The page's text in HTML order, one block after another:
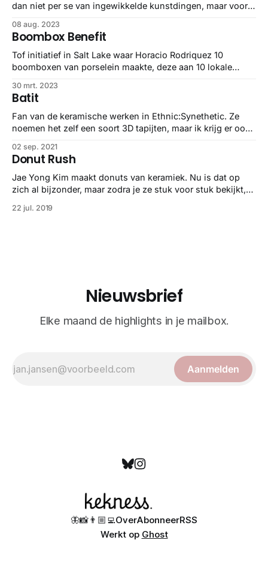
dan niet per se van ingewikkelde kunstdingen, maar vooral
van Stephanie Shih.
08 aug. 2023
Boombox Benefit
Tof initiatief in Salt Lake waar Horacio Rodriquez 10
boomboxen van porselein maakte, deze aan 10 lokale
mooie dingen ervan. Beetje goed doel, beetje kunst, beetje
win for all.
30 mrt. 2023
Batit
Fan van de keramische werken in Ethnic:Synethetic. Ze
noemen het zelf een soort 3D tapijten, maar ik krijg er ook
02 sep. 2021
Donut Rush
Jae Yong Kim maakt donuts van keramiek. Nu is dat op
zich al bijzonder, maar zodra je ze stuk voor stuk bekijkt,
kleuren en vormen. Inmiddels heeft hij veel geëxposeerd in
22 jul. 2019
Nieuwsbrief
Elke maand de highlights in je mailbox.
Aanmelden
🦋📸👨🏼‍💻OverAbonneerRSS
Werkt op Ghost